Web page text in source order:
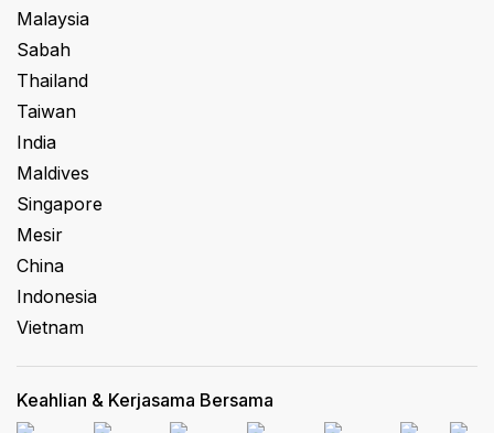
Malaysia
Sabah
Thailand
Taiwan
India
Maldives
Singapore
Mesir
China
Indonesia
Vietnam
Keahlian & Kerjasama Bersama